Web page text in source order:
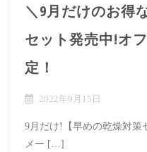
＼9月だけのお得
セット発売中!オ
定！
2022年9月15日
9月だけ!【早めの乾燥対策
メー […]